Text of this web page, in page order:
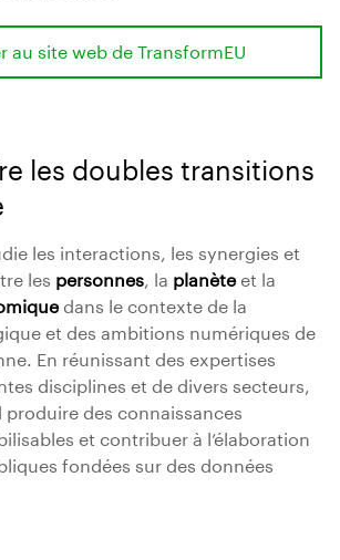
au site web de TransformEU
les doubles transitions
les interactions, les synergies et
les personnes, la planèteet la
dans le contexte de la
et des ambitions numériques de
En réunissant des expertises
disciplines et de divers secteurs,
des connaissances
et contribuer à l’élaboration
fondées sur des données